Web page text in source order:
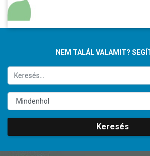
NEM TALÁL VALAMIT?
Keresés